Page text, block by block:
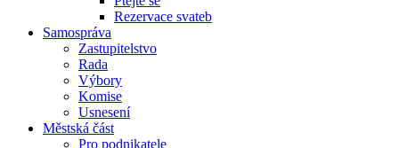
Rezervace svateb
Samospráva
Zastupitelstvo
Rada
Výbory
Komise
Usnesení
Městská část
Pro podnikatele